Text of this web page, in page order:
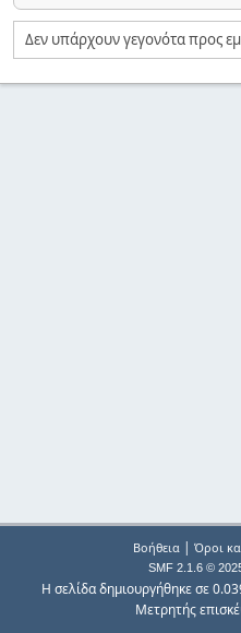
Δεν υπάρχουν γεγονότα προς
Βοήθεια| Όροι
SMF 2.1.6 ©
Η σελίδα δημιουργήθηκε σε
Μετρητής